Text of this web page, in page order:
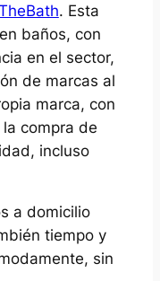
. Esta
baños, con
en el sector,
de marcas al
marca, con
compra de
incluso
a domicilio
tiempo y
sin